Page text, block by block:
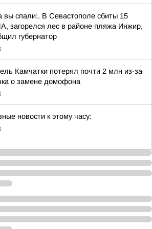
вы спали:. В Севастополе сбиты 15
загорелся лес в районе пляжа Инжир,
губернатор
Камчатки потерял почти 2 млн из-за
о замене домофона
новости к этому часу: